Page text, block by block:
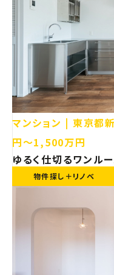
マンション 東京都
円〜1,500万円
ゆるく仕切るワンル
都新宿区 マンション
物件探し＋リノベ